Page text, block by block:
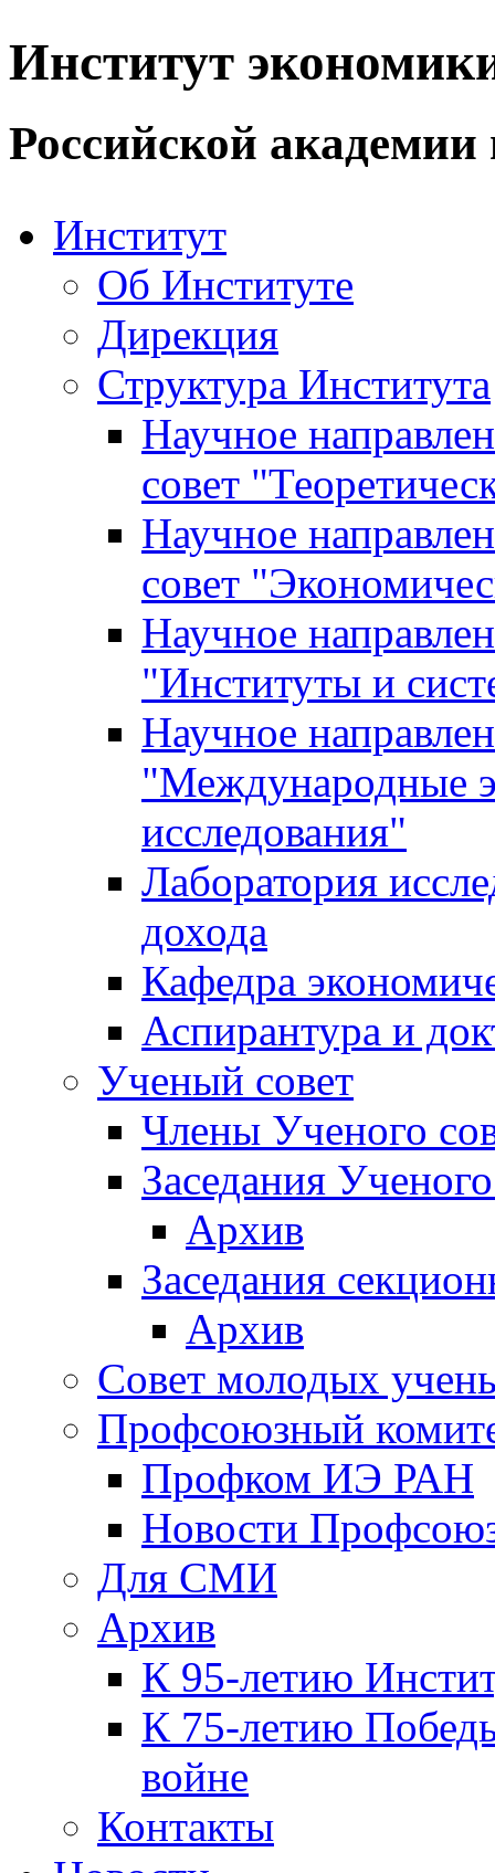
Институт
Российской академии
Институт
Об Институте
Дирекция
Структура Института
Научное
совет
Научное
совет
Научное
"Институты и
Научное
"Международные
исследования"
Лаборатория
дохода
Кафедра
Аспирантура и
Ученый совет
Члены Ученого
Заседания
Архив
Заседания
Архив
Совет молодых
Профсоюзный
Профком ИЭ РАН
Новости
Для СМИ
Архив
К 95-летию
К 75-летию
войне
Контакты